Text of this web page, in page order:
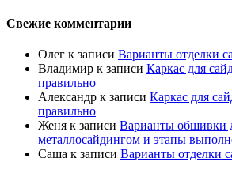
Свежие комментарии
Олег к записи Варианты отделки
Владимир к записи Каркас для
правильно
Александр к записи Каркас для
правильно
Женя к записи Варианты обшивки
металлосайдингом и этапы
Саша к записи Варианты отделки